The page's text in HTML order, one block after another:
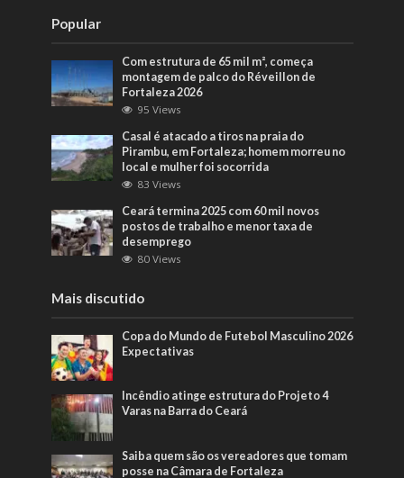
Popular
Com estrutura de 65 mil m², começa
montagem de palco do Réveillon de
Fortaleza 2026
95 Views
Casal é atacado a tiros na praia do
Pirambu, em Fortaleza; homem morreu no
local e mulher foi socorrida
83 Views
Ceará termina 2025 com 60 mil novos
postos de trabalho e menor taxa de
desemprego
80 Views
Mais discutido
Copa do Mundo de Futebol Masculino 2026
Expectativas
Incêndio atinge estrutura do Projeto 4
Varas na Barra do Ceará
Saiba quem são os vereadores que tomam
posse na Câmara de Fortaleza